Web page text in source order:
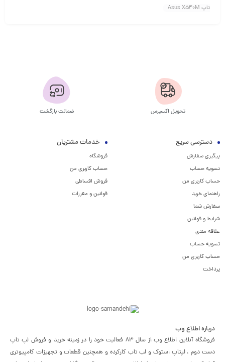
تاپ Asus X540M
تحویل اکسپرس ضمانت بازگشت
دسترسی سریع
پیگیری سفارش
تسویه حساب
حساب کاربری من
راهنمای خرید
سفارش شما
شرایط و قوانین
علاقه مندی
تسویه حساب
حساب کاربری من
پرداخت
خدمات مشتریان
فروشگاه
حساب کاربری من
فروش اقساطی
قوانین و مقررات
درباره اطلاع وب
فروشگاه آنلاین اطلاع وب از سال 83 فعالیت خود را در زمینه خرید و فروش لپ تاپ
دست دوم ، لپتاپ استوک و لب تاب کارکرده و همچنین قطعات و تجهیزات کامپیوتری